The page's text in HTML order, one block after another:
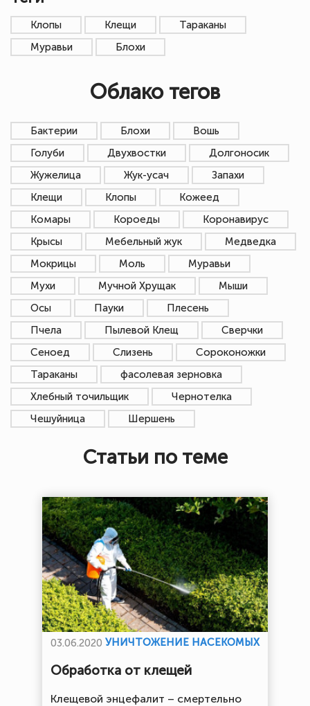
Клопы Клещи
Тараканы
Муравьи
Блохи
Облако тегов
Бактерии Блохи
Вошь
Голуби
Двухвостки
Долгоносик
Жужелица
Жук-усач
Запахи
Клещи
Клопы
Кожеед
Комары
Короеды
Коронавирус
Крысы
Мебельный жук
Медведка
Мокрицы
Моль
Муравьи
Мухи
Мучной Хрущак
Мыши
Осы
Пауки
Плесень
Пчела
Пылевой Клещ
Сверчки
Сеноед
Слизень
Сороконожки
Тараканы
фасолевая зерновка
Хлебный точильщик
Чернотелка
Чешуйница
Шершень
Статьи по теме
03.06.2020 УНИЧТОЖЕНИЕ НАСЕКОМЫХ
Обработка от клещей
Клещевой энцефалит – смертельно